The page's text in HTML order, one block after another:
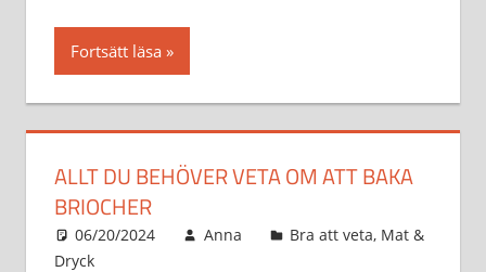
Fortsätt läsa
ALLT DU BEHÖVER VETA OM ATT BAKA
BRIOCHER
06/20/2024 Anna Bra att veta, Mat &
Dryck